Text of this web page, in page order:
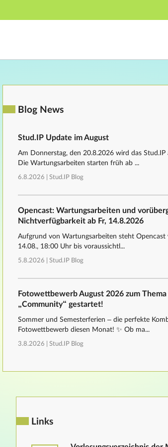
Hauptnavigation
Blog News
Stud.IP Update im August
Am Donnerstag, den 20.8.2026 wird das Stud.IP
Die Wartungsarbeiten starten früh ab ...
6.8.2026 | Stud.IP Blog
Opencast: Wartungsarbeiten und
Nichtverfügbarkeit ab Fr, 14.8.2026
Aufgrund von Wartungsarbeiten steht Opencast
14.08., 18:00 Uhr bis voraussichtl...
5.8.2026 | Stud.IP Blog
Fotowettbewerb August 2026 zum Thema
„Community“ gestartet!
Sommer und Semesterferien – die perfekte
Fotowettbewerb diesen Monat! ✨ Ob ma...
3.8.2026 | Stud.IP Blog
Links